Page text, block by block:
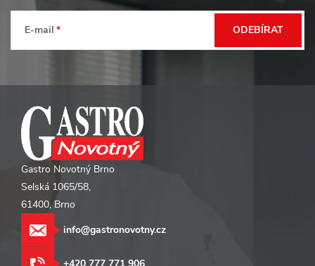
E-mail ODEBÍRAT
Gastro Novotný Brno
Selská 1065/58,
61400, Brno
info@gastronovotny.cz